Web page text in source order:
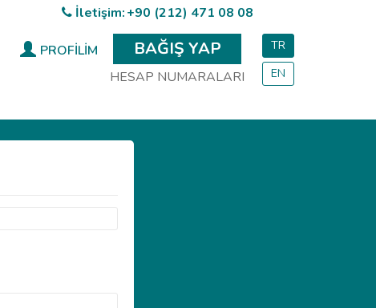
İletişim:+90 (212) 471 08 08
PROFİLİM BAĞIŞ YAP
HESAP NUMARALARI
TR
EN